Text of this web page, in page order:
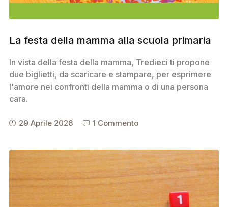
La festa della mamma alla scuola primaria
In vista della festa della mamma, Tredieci ti propone
due biglietti, da scaricare e stampare, per esprimere
l'amore nei confronti della mamma o di una persona
cara.
29 Aprile 2026 1 Commento